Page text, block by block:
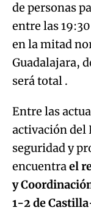
de personas
entre las
en la mitad
Guadalajara,
será total .
Entre las
activación del
seguridad y
encuentrael
y
1-2de